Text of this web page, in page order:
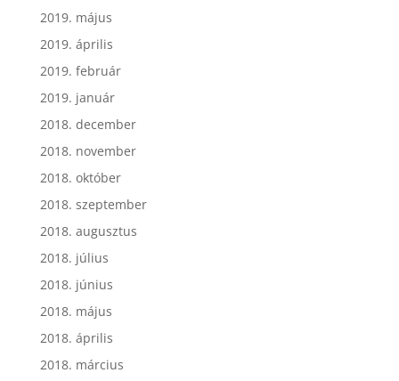
2019. május
2019. április
2019. február
2019. január
2018. december
2018. november
2018. október
2018. szeptember
2018. augusztus
2018. július
2018. június
2018. május
2018. április
2018. március